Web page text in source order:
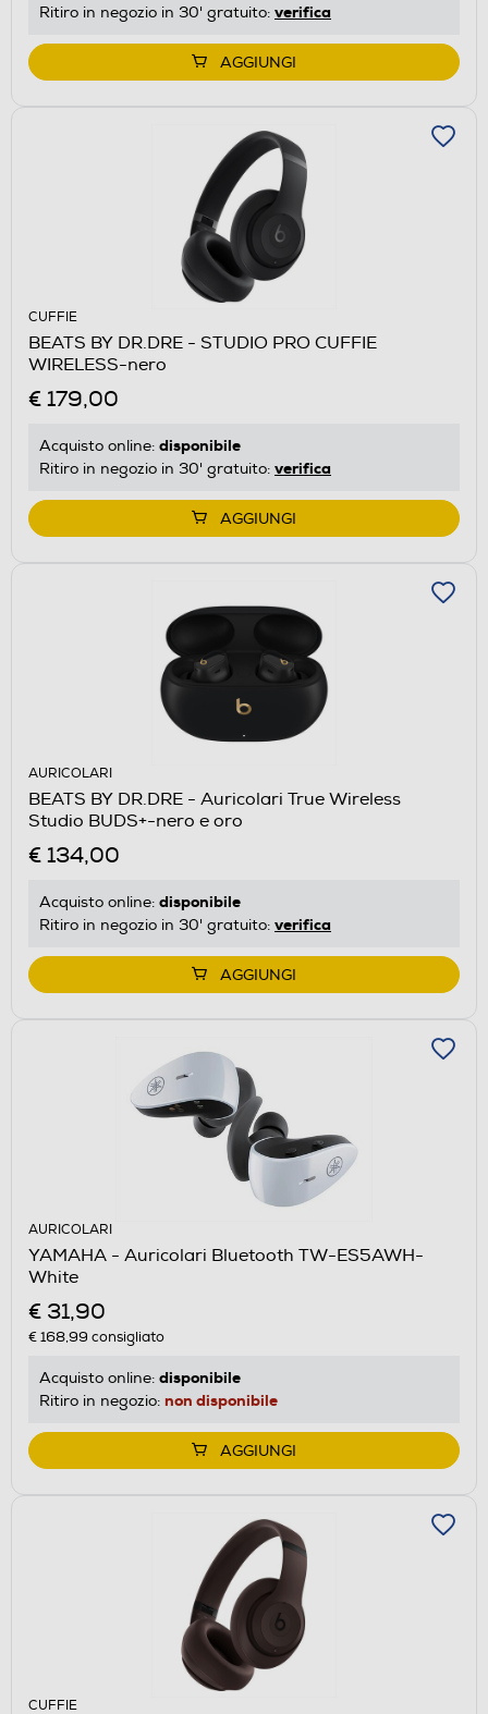
Ritiro in negozio in 30' gratuito: verifica
AGGIUNGI
CUFFIE
BEATS BY DR.DRE - STUDIO PRO CUFFIE
WIRELESS-nero
€ 179,00
Acquisto online: disponibile
Ritiro in negozio in 30' gratuito: verifica
AGGIUNGI
AURICOLARI
BEATS BY DR.DRE - Auricolari True Wireless
Studio BUDS+-nero e oro
€ 134,00
Acquisto online: disponibile
Ritiro in negozio in 30' gratuito: verifica
AGGIUNGI
AURICOLARI
YAMAHA - Auricolari Bluetooth TW-ES5AWH-
White
€ 31,90
€ 168,99 consigliato
Acquisto online: disponibile
Ritiro in negozio: non disponibile
AGGIUNGI
CUFFIE